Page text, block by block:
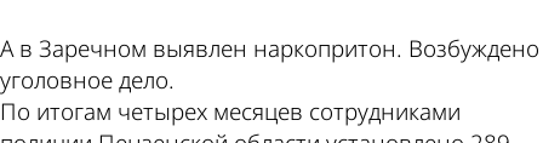
А в Заречном выявлен наркопритон. Возбуждено
уголовное дело.
По итогам четырех месяцев сотрудниками